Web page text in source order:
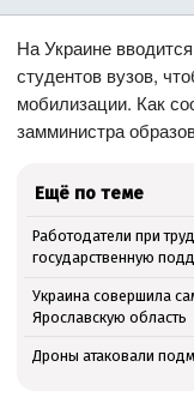
На Украине
студентов вузов,
мобилизации. Как
замминистра
Ещё по теме
Работодатели при
государственную
Украина совершила
Ярославскую область
Дроны атаковали